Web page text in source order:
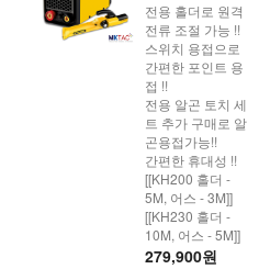
전용 홀더로 원격
전류 조절 가능 !!
스위치 용접으로
간편한 포인트 용
접 !!
전용 알곤 토치 세
트 추가 구매로 알
곤용접가능!!
간편한 휴대성 !!
[[KH200 홀더 -
5M, 어스 - 3M]]
[[KH230 홀더 -
10M, 어스 - 5M]]
279,900원